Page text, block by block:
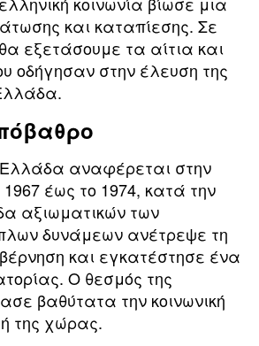
και καταπίεσης. Σε
εξετάσουμε τα αίτια και
οδήγησαν στην έλευση της
αναφέρεται στην
έως το 1974, κατά την
αξιωματικών των
δυνάμεων ανέτρεψε τη
και εγκατέστησε ένα
Ο θεσμός της
βαθύτατα την κοινωνική
της χώρας.